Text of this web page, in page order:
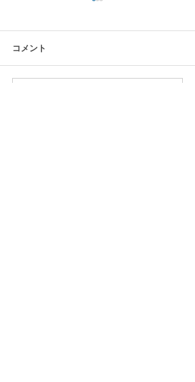
コメント